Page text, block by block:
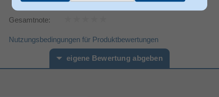
Markenkompatibilität DJI
Artikelnummer 11590217868
Herstellerartikelnummer
Gesamtnote:
Nutzungsbedingungen für Produktbewertungen
eigene Bewertung abgeben